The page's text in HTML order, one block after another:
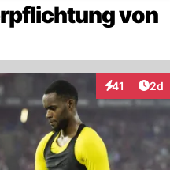
von
41
Interaktionen
2d